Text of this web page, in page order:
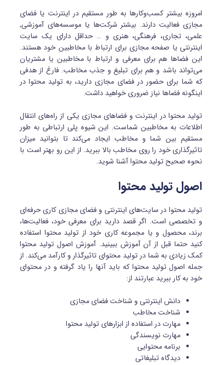
امروزه بیشتر کسب‌وکارها به طور مستقیم در اینترنت یا فضای
مجازی فعالیت دارند. بیشتر شرکت‌ها یا موسسه‌های آموزشی,
علمی، تجاری، فرهنگی، هنری و … حداقل دارای یک سایت
اینترنتی یا صفحه مجازی برای ارتباط با مخاطبین خود هستند.
این فضاها هم برای معرفی و ارتباط با مخاطبین یا مشتریان
می‌تواند باشد و هم برای تبلیغ و جذب مخاطب. فارغ از هدفی
که شما برای حضور در فضای مجازی دارید، به تولید محتوا در
اینگونه فضاها نیاز ضروری خواهید داشت.
تولید محتوا در اینترنت و فضاهای مجازی یکی از راه‌های انتقال
اطلاعات به مخاطبین شماست. این شیوه پلی ارتباطی به طور
مستقیم بین شما و مخاطب ایجاد می‌کند تا بتوانید میزان
تاثیرگذاری خود را روی مخاطب بالا ببرید. از این رو بهتر است با
نحوه صحیح تولید محتوا آشنا شوید.
اصول تولید محتوا
تولید محتوا در سایت‌های اینترنتی و فضای مجازی کاری حرفه‌ای
و تخصصی است. اگر قصد دارید برای معرفی خود، فعالیت‌ها،
برند، محصول و یا مجموعه کاری خود از تولید محتوا استفاده
کنید حتما قبل از آن آموزش ببینید. آموزش اصول تولید محتوا
کمک زیادی به شما در تولید محتوای تاثیرگذار و کارآمد می‌کند. از
جمله اصول تولید محتوا که باید آنها را یاد گرفته و در محتوای
خود به کار ببرید عبارتند از:
دانش اینترنتی و شناخت فضای مجازی
شناخت مخاطب
مهارت در استفاده از ابزارهای تولید محتوا
مهارت نویسندگی
برنامه محتوایی
دیدگاه تبلیغاتی